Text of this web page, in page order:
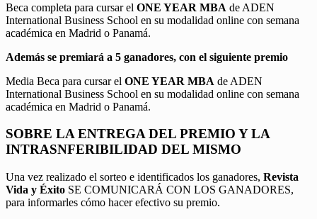
Beca completa para cursar el ONE YEAR MBA de ADEN
International Business School en su modalidad online con semana
académica en Madrid o Panamá.
Además se premiará a 5 ganadores, con el siguiente premio
Media Beca para cursar el ONE YEAR MBA de ADEN
International Business School en su modalidad online con semana
académica en Madrid o Panamá.
SOBRE LA ENTREGA DEL PREMIO Y LA
INTRASNFERIBILIDAD DEL MISMO
Una vez realizado el sorteo e identificados los ganadores, Revista
Vida y Éxito SE COMUNICARÁ CON LOS GANADORES,
para informarles cómo hacer efectivo su premio.